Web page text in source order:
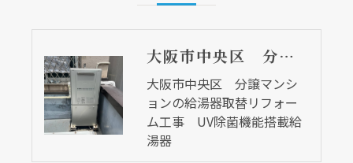
大阪市中央区 分譲マンションの給湯器取替リフォーム工事 UV除菌機能搭載給湯器
大阪市中央区 分譲マンシ
ョンの給湯器取替リフォー
ム工事 UV除菌機能搭載給
湯器